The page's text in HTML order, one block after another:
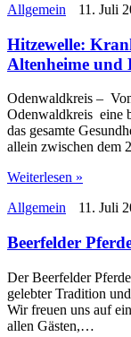
Allgemein
11. Juli
Hitzewelle:
Altenheime und
Odenwaldkreis –
Odenwaldkreis eine
das gesamte
allein zwischen dem
Weiterlesen »
Allgemein
11. Juli
Beerfelder
Der Beerfelder
gelebter Tradition
Wir freuen uns auf
allen Gästen,…